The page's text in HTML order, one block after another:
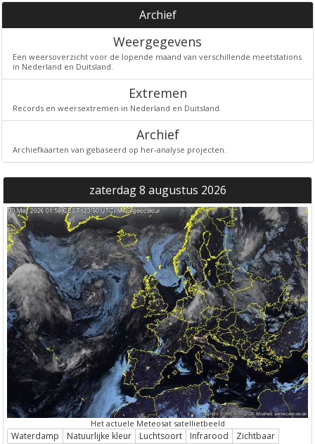
Archief
Weergegevens
Een weersoverzicht voor de lopende maand van verschillende meetstations
in Nederland en Duitsland.
Extremen
Records en weersextremen in Nederland en Duitsland.
Archief
Archiefkaarten van gebaseerd op her-analyse projecten.
zaterdag 8 augustus 2026
Het actuele Meteosat satellietbeeld
Waterdamp Natuurlijke kleur Luchtsoort Infrarood
Zichtbaar